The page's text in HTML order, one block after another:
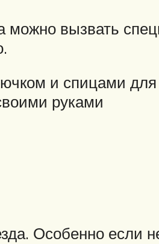
можно вызвать
и спицами
руками
Особенно если